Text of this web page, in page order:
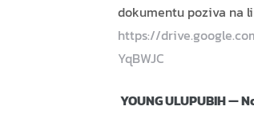
dokumentu poziva na
https://
YqBWJC
YOUNG ULUPUBIH —